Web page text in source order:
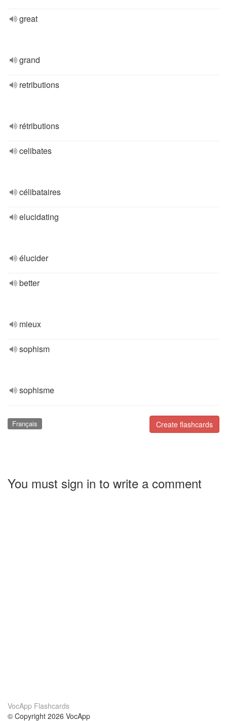
great
grand
retributions
rétributions
celibates
célibataires
elucidating
élucider
better
mieux
sophism
sophisme
Create flashcards
Français
You must sign in to write a comment
VocApp Flashcards
© Copyright 2026 VocApp